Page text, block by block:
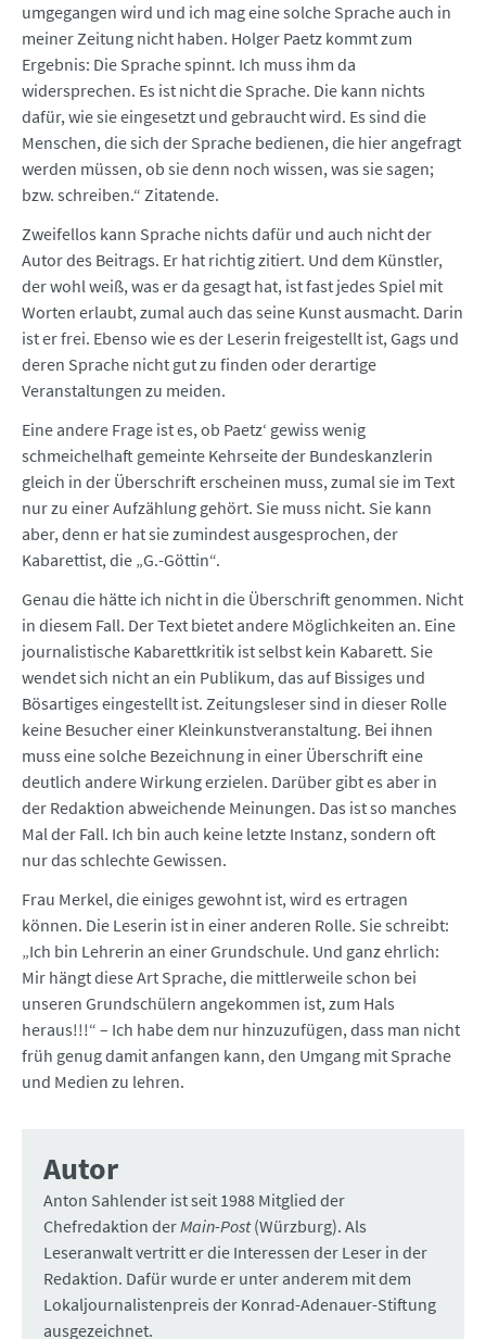
umgegangen wird und ich mag eine solche Sprache auch in
meiner Zeitung nicht haben. Holger Paetz kommt zum
Ergebnis: Die Sprache spinnt. Ich muss ihm da
widersprechen. Es ist nicht die Sprache. Die kann nichts
dafür, wie sie eingesetzt und gebraucht wird. Es sind die
Menschen, die sich der Sprache bedienen, die hier angefragt
werden müssen, ob sie denn noch wissen, was sie sagen;
bzw. schreiben.“ Zitatende.
Zweifellos kann Sprache nichts dafür und auch nicht der
Autor des Beitrags. Er hat richtig zitiert. Und dem Künstler,
der wohl weiß, was er da gesagt hat, ist fast jedes Spiel mit
Worten erlaubt, zumal auch das seine Kunst ausmacht. Darin
ist er frei. Ebenso wie es der Leserin freigestellt ist, Gags und
deren Sprache nicht gut zu finden oder derartige
Veranstaltungen zu meiden.
Eine andere Frage ist es, ob Paetz‘ gewiss wenig
schmeichelhaft gemeinte Kehrseite der Bundeskanzlerin
gleich in der Überschrift erscheinen muss, zumal sie im Text
nur zu einer Aufzählung gehört. Sie muss nicht. Sie kann
aber, denn er hat sie zumindest ausgesprochen, der
Kabarettist, die „G.-Göttin“.
Genau die hätte ich nicht in die Überschrift genommen. Nicht
in diesem Fall. Der Text bietet andere Möglichkeiten an. Eine
journalistische Kabarettkritik ist selbst kein Kabarett. Sie
wendet sich nicht an ein Publikum, das auf Bissiges und
Bösartiges eingestellt ist. Zeitungsleser sind in dieser Rolle
keine Besucher einer Kleinkunstveranstaltung. Bei ihnen
muss eine solche Bezeichnung in einer Überschrift eine
deutlich andere Wirkung erzielen. Darüber gibt es aber in
der Redaktion abweichende Meinungen. Das ist so manches
Mal der Fall. Ich bin auch keine letzte Instanz, sondern oft
nur das schlechte Gewissen.
Frau Merkel, die einiges gewohnt ist, wird es ertragen
können. Die Leserin ist in einer anderen Rolle. Sie schreibt:
„Ich bin Lehrerin an einer Grundschule. Und ganz ehrlich:
Mir hängt diese Art Sprache, die mittlerweile schon bei
unseren Grundschülern angekommen ist, zum Hals
heraus!!!“ – Ich habe dem nur hinzuzufügen, dass man nicht
früh genug damit anfangen kann, den Umgang mit Sprache
und Medien zu lehren.
Autor
Anton Sahlender ist seit 1988 Mitglied der
Chefredaktion derMain-Post(Würzburg). Als
Leseranwalt vertritt er die Interessen der Leser in der
Redaktion. Dafür wurde er unter anderem mit dem
Lokaljournalistenpreis der Konrad-Adenauer-Stiftung
ausgezeichnet.